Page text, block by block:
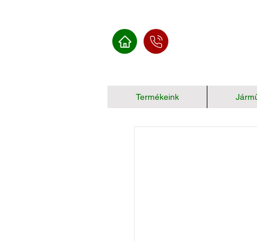
Termékeink